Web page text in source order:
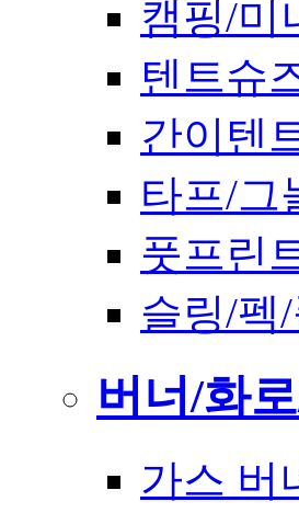
캠핑/미
텐트슈
간이텐
타프/그
풋프린
슬링/펙
버너/화
가스 버